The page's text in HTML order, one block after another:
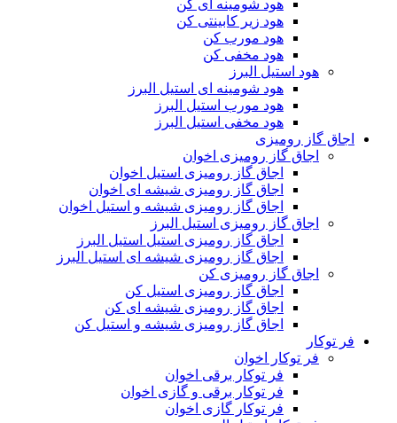
هود شومینه ای کن
هود زیر کابینتی کن
هود مورب کن
هود مخفی کن
هود استیل البرز
هود شومینه ای استیل البرز
هود مورب استیل البرز
هود مخفی استیل البرز
اجاق گاز رومیزی
اجاق گاز رومیزی اخوان
اجاق گاز رومیزی استیل اخوان
اجاق گاز رومیزی شیشه ای اخوان
اجاق گاز رومیزی شیشه و استیل اخوان
اجاق گاز رومیزی استیل البرز
اجاق گاز رومیزی استیل استیل البرز
اجاق گاز رومیزی شیشه ای استیل البرز
اجاق گاز رومیزی کن
اجاق گاز رومیزی استیل کن
اجاق گاز رومیزی شیشه ای کن
اجاق گاز رومیزی شیشه و استیل کن
فر توکار
فر توکار اخوان
فر توکار برقی اخوان
فر توکار برقی و گازی اخوان
فر توکار گازی اخوان